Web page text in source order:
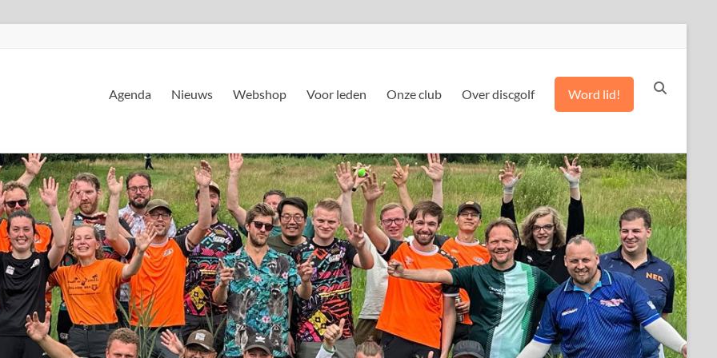
Agenda Nieuws Webshop Voor leden Onze club Over discgolf Word lid!